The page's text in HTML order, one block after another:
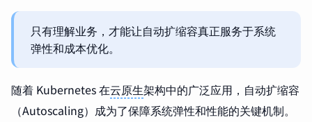
只有理解业务，才能让自动扩缩容真正服务于系统
弹性和成本优化。
随着 Kubernetes 在云原生架构中的广泛应用，自动扩缩容
（Autoscaling）成为了保障系统弹性和性能的关键机制。